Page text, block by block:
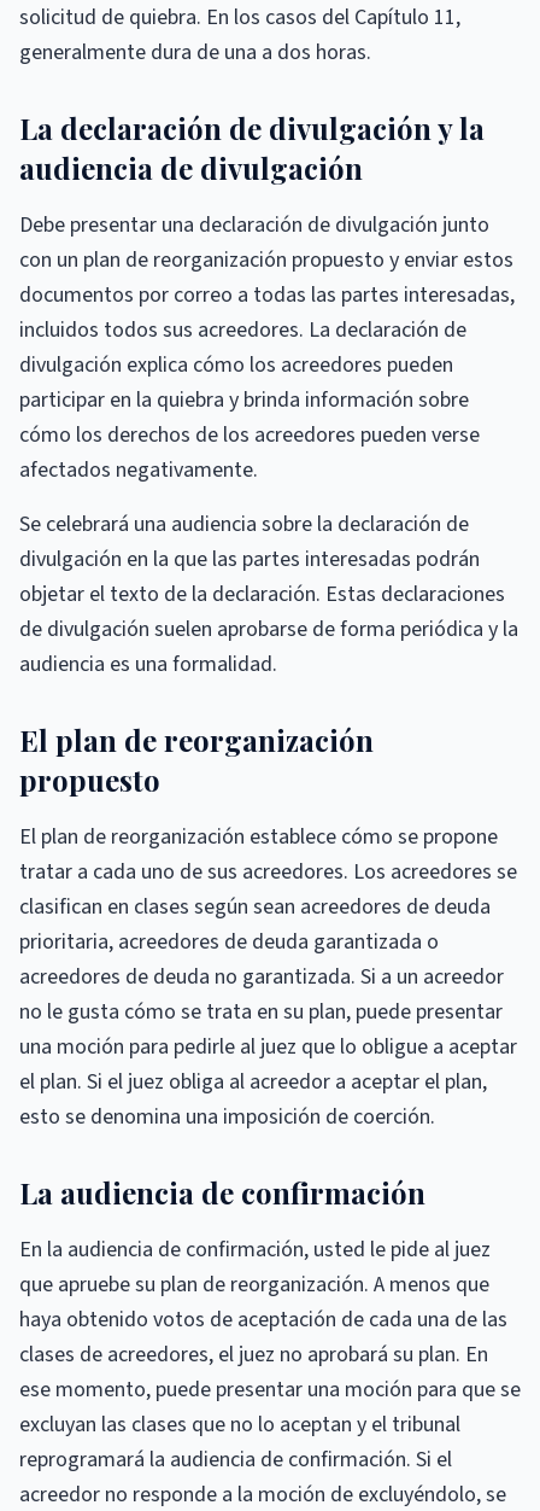
solicitud de quiebra. En los casos del Capítulo 11,
generalmente dura de una a dos horas.
La declaración de divulgación y la
audiencia de divulgación
Debe presentar una declaración de divulgación junto
con un plan de reorganización propuesto y enviar estos
documentos por correo a todas las partes interesadas,
incluidos todos sus acreedores. La declaración de
divulgación explica cómo los acreedores pueden
participar en la quiebra y brinda información sobre
cómo los derechos de los acreedores pueden verse
afectados negativamente.
Se celebrará una audiencia sobre la declaración de
divulgación en la que las partes interesadas podrán
objetar el texto de la declaración. Estas declaraciones
de divulgación suelen aprobarse de forma periódica y la
audiencia es una formalidad.
El plan de reorganización
propuesto
El plan de reorganización establece cómo se propone
tratar a cada uno de sus acreedores. Los acreedores se
clasifican en clases según sean acreedores de deuda
prioritaria, acreedores de deuda garantizada o
acreedores de deuda no garantizada. Si a un acreedor
no le gusta cómo se trata en su plan, puede presentar
una moción para pedirle al juez que lo obligue a aceptar
el plan. Si el juez obliga al acreedor a aceptar el plan,
esto se denomina una imposición de coerción.
La audiencia de confirmación
En la audiencia de confirmación, usted le pide al juez
que apruebe su plan de reorganización. A menos que
haya obtenido votos de aceptación de cada una de las
clases de acreedores, el juez no aprobará su plan. En
ese momento, puede presentar una moción para que se
excluyan las clases que no lo aceptan y el tribunal
reprogramará la audiencia de confirmación. Si el
acreedor no responde a la moción de excluyéndolo, se